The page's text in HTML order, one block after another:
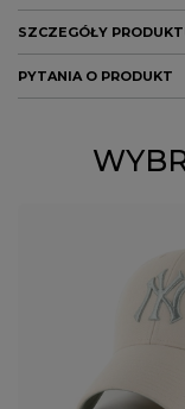
SZCZEGÓŁY
Marka 47 Brand
różowy
MĘŻCZYZNA
Rodzaj nakrycia
PYTANIA O PRODUKT